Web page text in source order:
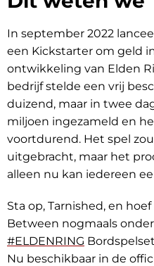
In september 2022
een Kickstarter om geld
ontwikkeling van Elden
bedrijf stelde een vrij
duizend, maar in twee
miljoen ingezameld en
voortdurend. Het spel
uitgebracht, maar het
alleen nu kan iedereen
Sta op, Tarnished, en
Between nogmaals
#ELDENRING
Nu beschikbaar in de